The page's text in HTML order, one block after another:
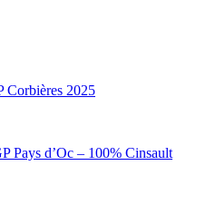
Corbières 2025
Pays d’Oc – 100% Cinsault